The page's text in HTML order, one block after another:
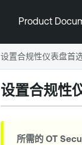
Product
设置合规性
所需的OT
设置合规性仪表盘首